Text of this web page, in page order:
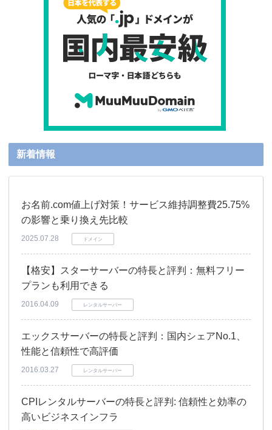
新着情報
お名前.com値上げ対策！サービス維持調整費25.75%
の影響と乗り換え先比較
2025.07.28 ドメイン
【格安】スターサーバーの特長と評判：無料フリー
プランも利用できる
2016.04.09 レンタルサーバー
エックスサーバーの特長と評判：国内シェアNo.1、
性能と信頼性で高評価
2016.03.27 レンタルサーバー
CPIレンタルサーバーの特長と評判: 信頼性と効率の
高いビジネスインフラ